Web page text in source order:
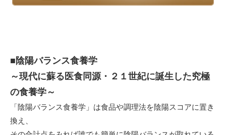
■陰陽バランス食養学
～現代に蘇る医食同源・２１世紀に誕生した究極
の食養学～
「陰陽バランス食養学」は食品や調理法を陰陽スコアに置き
換え、